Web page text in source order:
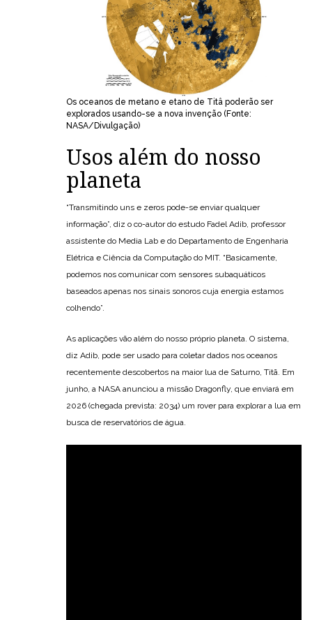
Os oceanos de metano e etano de Titâ poderão ser
explorados usando-se a nova invenção (Fonte:
NASA/Divulgação)
Usos além do nosso
planeta
“Transmitindo uns e zeros pode-se enviar qualquer
informação”, diz o co-autor do estudo Fadel Adib, professor
assistente do Media Lab e do Departamento de Engenharia
Elétrica e Ciência da Computação do MIT. “Basicamente,
podemos nos comunicar com sensores subaquáticos
baseados apenas nos sinais sonoros cuja energia estamos
colhendo”.
As aplicações vão além do nosso próprio planeta. O sistema,
diz Adib, pode ser usado para coletar dados nos oceanos
recentemente descobertos na maior lua de Saturno, Titã. Em
junho, a NASA anunciou a missão Dragonfly, que enviará em
2026 (chegada prevista: 2034) um rover para explorar a lua em
busca de reservatórios de água.